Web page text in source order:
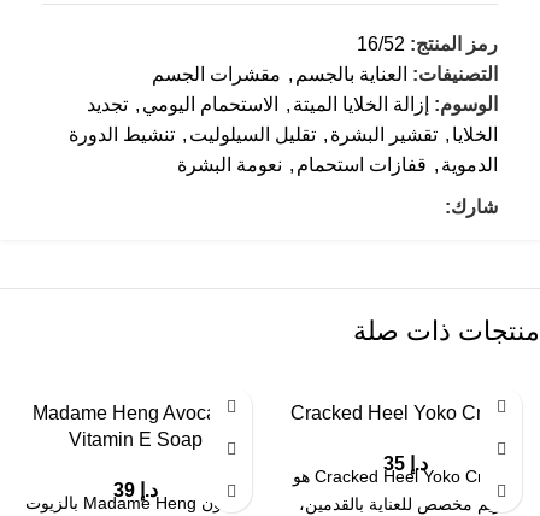
رمز المنتج: 16/52
التصنيفات: العناية بالجسم , مقشرات الجسم
الوسوم: إزالة الخلايا الميتة , الاستحمام اليومي , تجديد
الخلايا , تقشير البشرة , تقليل السيلوليت , تنشيط الدورة
الدموية , قفازات استحمام , نعومة البشرة
شارك:
منتجات ذات صلة
Cracked Heel Yoko Cream
د.إ 35
Cracked Heel Yoko Cream هو
كريم مخصص للعناية بالقدمين،
Madame Heng Avocado
Vitamin E Soap
د.إ 39
صابون Madame Heng بالزيوت